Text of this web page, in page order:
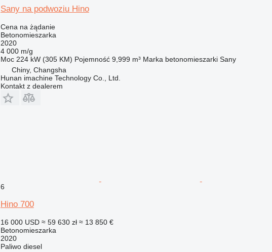
Sany na podwoziu Hino
Cena na żądanie
Betonomieszarka
2020
4 000 m/g
Moc 224 kW (305 KM) Pojemność 9,999 m³ Marka betonomieszarki Sany
Chiny, Changsha
Hunan imachine Technology Co., Ltd.
Kontakt z dealerem
6
Hino 700
16 000 USD ≈ 59 630 zł ≈ 13 850 €
Betonomieszarka
2020
Paliwo diesel